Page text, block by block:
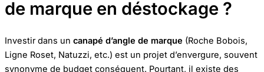
de marque en déstockage ?
Investir dans un canapé d’angle de marque (Roche Bobois,
Ligne Roset, Natuzzi, etc.) est un projet d’envergure, souvent
synonyme de budget conséquent. Pourtant, il existe des